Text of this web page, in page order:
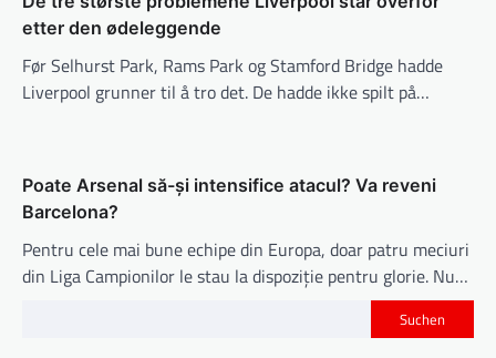
i
o
n
etter den ødeleggende
Før Selhurst Park, Rams Park og Stamford Bridge hadde
Liverpool grunner til å tro det. De hadde ikke spilt på…
Poate Arsenal să-și intensifice atacul? Va reveni
Barcelona?
Pentru cele mai bune echipe din Europa, doar patru meciuri
din Liga Campionilor le stau la dispoziție pentru glorie. Nu…
Suchen